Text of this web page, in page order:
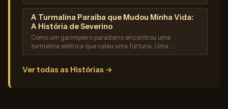
A Turmalina Paraíba que Mudou Minha Vida:
A História de Severino
Como um garimpeiro paraibano encontrou uma
turmalina elétrica que valeu uma fortuna. Uma …
Ver todas as Histórias →